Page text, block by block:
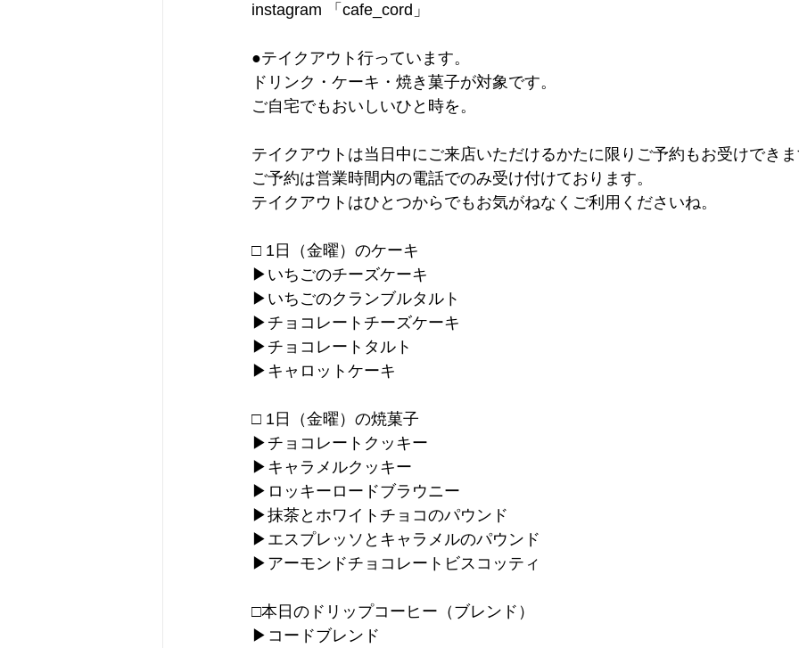
instagram 「cafe_cord」
●テイクアウト行っています。
ドリンク・ケーキ・焼き菓子が対象です。
ご自宅でもおいしいひと時を。
テイクアウトは当日中にご来店いただけるかたに限りご予約もお受けでき
ご予約は営業時間内の電話でのみ受け付けております。
テイクアウトはひとつからでもお気がねなくご利用くださいね。
□ 1日（金曜）のケーキ
▶︎いちごのチーズケーキ
▶︎いちごのクランブルタルト
▶︎チョコレートチーズケーキ
▶︎チョコレートタルト
▶︎キャロットケーキ
□ 1日（金曜）の焼菓子
▶︎チョコレートクッキー
▶︎キャラメルクッキー
▶︎ロッキーロードブラウニー
▶︎抹茶とホワイトチョコのパウンド
▶︎エスプレッソとキャラメルのパウンド
▶︎アーモンドチョコレートビスコッティ
□本日のドリップコーヒー（ブレンド）
▶︎コードブレンド